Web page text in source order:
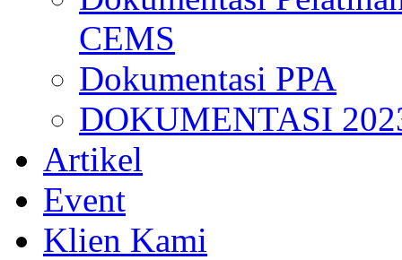
CEMS
Dokumentasi PPA
DOKUMENTASI
Artikel
Event
Klien Kami